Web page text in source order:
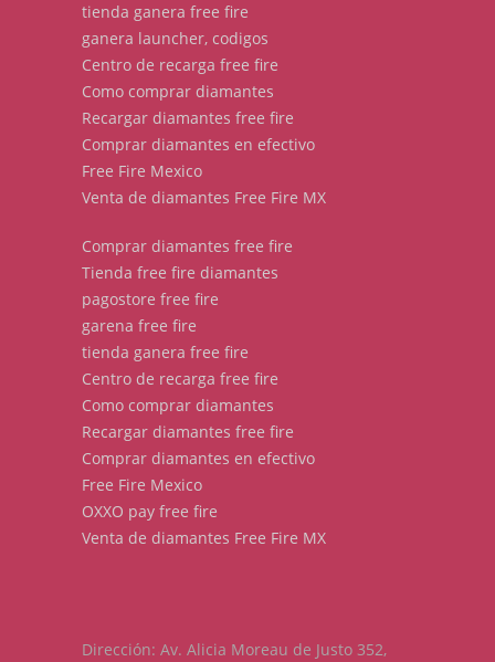
tienda ganera free fire
ganera launcher, codigos
Centro de recarga free fire
Como comprar diamantes
Recargar diamantes free fire
Comprar diamantes en efectivo
Free Fire Mexico
Venta de diamantes Free Fire MX
Comprar diamantes free fire
Tienda free fire diamantes
pagostore free fire
garena free fire
tienda ganera free fire
Centro de recarga free fire
Como comprar diamantes
Recargar diamantes free fire
Comprar diamantes en efectivo
Free Fire Mexico
OXXO pay free fire
Venta de diamantes Free Fire MX
Dirección: Av. Alicia Moreau de Justo 352,